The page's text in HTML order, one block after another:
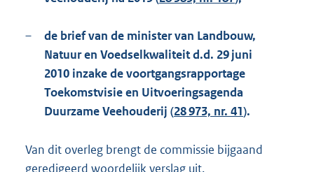
–
de brief van de minister van Landbouw,
Natuur en Voedselkwaliteit d.d. 29 juni
2010 inzake de voortgangsrapportage
Toekomstvisie en Uitvoeringsagenda
Duurzame Veehouderij (28 973, nr. 41).
Van dit overleg brengt de commissie bijgaand
geredigeerd woordelijk verslag uit.